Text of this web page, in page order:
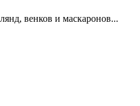
венков и маскаронов...